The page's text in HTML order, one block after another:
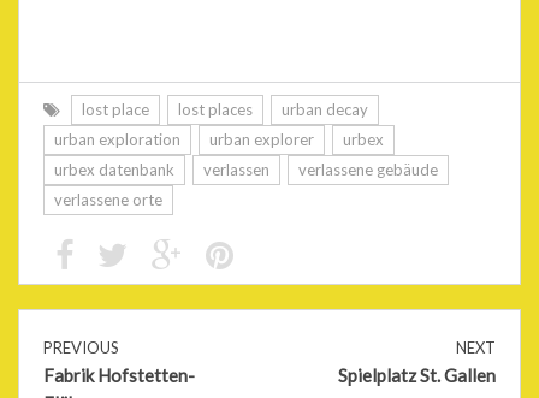
lost place lost places
urban decay
urban exploration
urban explorer
urbex
urbex datenbank
verlassen
verlassene gebäude
verlassene orte
PREVIOUS
Fabrik Hofstetten-
NEXT
Spielplatz St. Gallen